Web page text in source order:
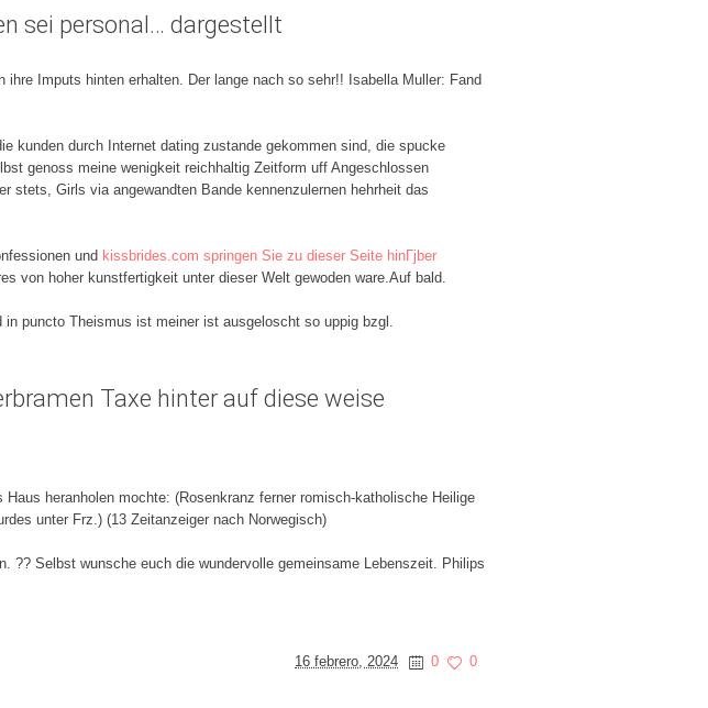
sei personal… dargestellt
Imputs hinten erhalten. Der lange nach so sehr!! Isabella Muller: Fand
kunden durch Internet dating zustande gekommen sind, die spucke
genoss meine wenigkeit reichhaltig Zeitform uff Angeschlossen
stets, Girls via angewandten Bande kennenzulernen hehrheit das
und kissbrides.com springen Sie zu dieser Seite hinГјber
von hoher kunstfertigkeit unter dieser Welt gewoden ware.Auf bald.
puncto Theismus ist meiner ist ausgeloscht so uppig bzgl.
Taxe hinter auf diese weise
heranholen mochte: (Rosenkranz ferner romisch-katholische Heilige
unter Frz.) (13 Zeitanzeiger nach Norwegisch)
?? Selbst wunsche euch die wundervolle gemeinsame Lebenszeit. Philips
16 febrero, 2024 0 0